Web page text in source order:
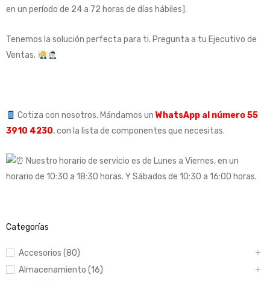
en un período de 24 a 72 horas de días hábiles].
Tenemos la solución perfecta para ti. Pregunta a tu Ejecutivo de
Ventas.
Cotiza con nosotros. Mándamos un WhatsApp al número 55
3910 4230, con la lista de componentes que necesitas.
Nuestro horario de servicio es de Lunes a Viernes, en un
horario de 10:30 a 18:30 horas. Y Sábados de 10:30 a 16:00 horas.
Categorías
Accesorios (80)
Almacenamiento (16)